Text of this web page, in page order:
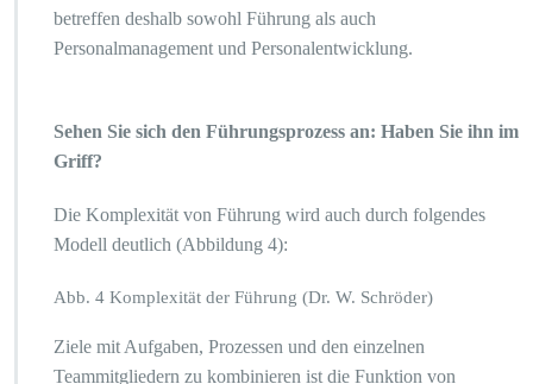
betreffen deshalb sowohl Führung als auch
Personalmanagement und Personalentwicklung.
Sehen Sie sich den Führungsprozess an: Haben Sie ihn im
Griff?
Die Komplexität von Führung wird auch durch folgendes
Modell deutlich (Abbildung 4):
Abb. 4 Komplexität der Führung (Dr. W. Schröder)
Ziele mit Aufgaben, Prozessen und den einzelnen
Teammitgliedern zu kombinieren ist die Funktion von